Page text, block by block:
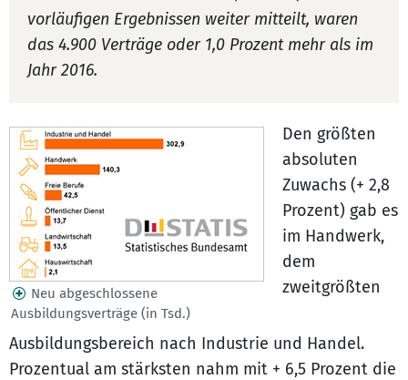
vorläufigen Ergebnissen weiter mitteilt, waren
das 4.900 Verträge oder 1,0 Prozent mehr als im
Jahr 2016.
Neu abgeschlossene
Ausbildungsverträge (in Tsd.)
Den größten
absoluten
Zuwachs (+ 2,8
Prozent) gab es
im Handwerk,
dem
zweitgrößten
Ausbildungsbereich nach Industrie und Handel.
Prozentual am stärksten nahm mit + 6,5 Prozent die